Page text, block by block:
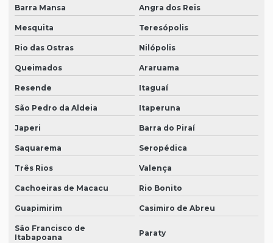
Barra Mansa Angra dos Reis
Mesquita Teresópolis
Rio das Ostras Nilópolis
Queimados Araruama
Resende Itaguaí
São Pedro da Aldeia Itaperuna
Japeri Barra do Piraí
Saquarema Seropédica
Três Rios Valença
Cachoeiras de Macacu Rio Bonito
Guapimirim Casimiro de Abreu
São Francisco de
Itabapoana
Paraty